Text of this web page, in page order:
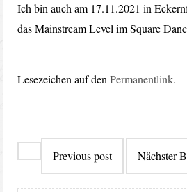
Ich bin auch am 17.11.2021 in
das Mainstream Level im Square
Lesezeichen auf denPermanentlink.
Previous post Nächster